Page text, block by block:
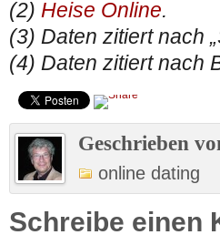
(2) Heise Online.
(3) Daten zitiert nach
(4) Daten zitiert nach
Geschrieben
online dating
Schreibe einen